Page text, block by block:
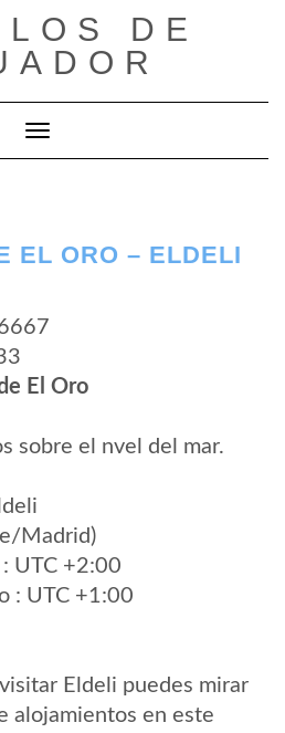
DE
Cambiar modo de navegación
EL ORO – ELDELI
El Oro
sobre el nvel del mar.
Madrid)
UTC +2:00
: UTC +1:00
Eldeli puedes mirar
alojamientos en este